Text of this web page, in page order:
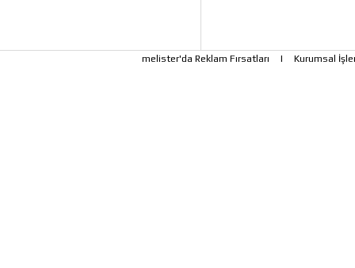
melister'da Reklam Fırsatları | Kurumsal